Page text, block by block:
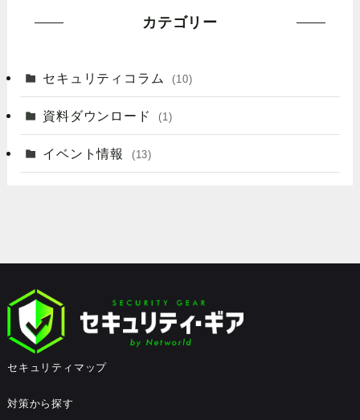
カテゴリー
セキュリティコラム (10)
資料ダウンロード (1)
イベント情報 (13)
セキュリティマップ
対策から探す